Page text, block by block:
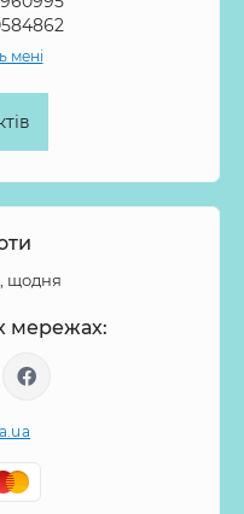
мені
щодня
мережах: